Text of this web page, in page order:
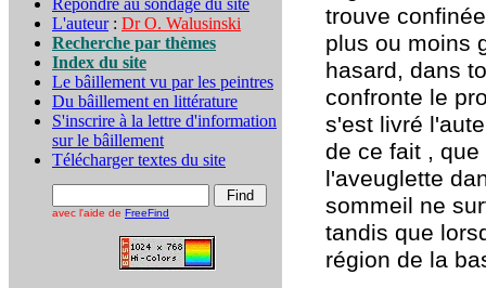
Répondre au sondage du site
L'auteur: Dr O. Walusinski
Recherche par thèmes
Index du site
Le bâillement vu par les peintres
Du bâillement en littérature
S'inscrire à la lettre d'information
sur le bâillement
Télécharger textes du site
avec l'aide de FreeFind
trouve
plus ou moins
hasard, dans
confronte le
s'est livré
de ce fait ,
l'aveuglette
sommeil ne
tandis que
région de la